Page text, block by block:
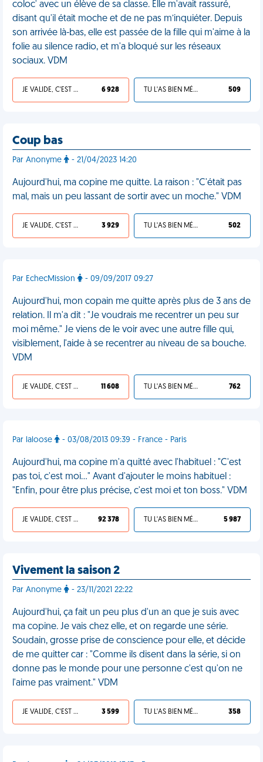
coloc' avec un élève de sa classe. Elle m'avait rassuré,
disant qu'il était moche et de ne pas m’inquiéter. Depuis
son arrivée là-bas, elle est passée de la fille qui m'aime à la
folie au silence radio, et m'a bloqué sur les réseaux
sociaux. VDM
JE VALIDE, C'EST UNE VDM 6 928 TU L'AS BIEN MÉRITÉ 509
Coup bas
Par Anonyme - 21/04/2023 14:20
Aujourd'hui, ma copine me quitte. La raison : "C'était pas
mal, mais un peu lassant de sortir avec un moche." VDM
JE VALIDE, C'EST UNE VDM 3 929 TU L'AS BIEN MÉRITÉ 502
Par EchecMission - 09/09/2017 09:27
Aujourd'hui, mon copain me quitte après plus de 3 ans de
relation. Il m'a dit : "Je voudrais me recentrer un peu sur
moi même." Je viens de le voir avec une autre fille qui,
visiblement, l'aide à se recentrer au niveau de sa bouche.
VDM
JE VALIDE, C'EST UNE VDM 11 608 TU L'AS BIEN MÉRITÉ 762
Par laloose - 03/08/2013 09:39 - France - Paris
Aujourd'hui, ma copine m'a quitté avec l'habituel : "C'est
pas toi, c'est moi..." Avant d'ajouter le moins habituel :
"Enfin, pour être plus précise, c'est moi et ton boss." VDM
JE VALIDE, C'EST UNE VDM 92 378 TU L'AS BIEN MÉRITÉ 5 987
Vivement la saison 2
Par Anonyme - 23/11/2021 22:22
Aujourd'hui, ça fait un peu plus d'un an que je suis avec
ma copine. Je vais chez elle, et on regarde une série.
Soudain, grosse prise de conscience pour elle, et décide
de me quitter car : "Comme ils disent dans la série, si on
donne pas le monde pour une personne c'est qu'on ne
l'aime pas vraiment." VDM
JE VALIDE, C'EST UNE VDM 3 599 TU L'AS BIEN MÉRITÉ 358